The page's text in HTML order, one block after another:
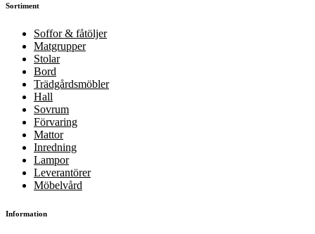
Sortiment
Soffor & fåtöljer
Matgrupper
Stolar
Bord
Trädgårdsmöbler
Hall
Sovrum
Förvaring
Mattor
Inredning
Lampor
Leverantörer
Möbelvård
Information